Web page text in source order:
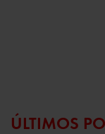
ÚLTIMOS